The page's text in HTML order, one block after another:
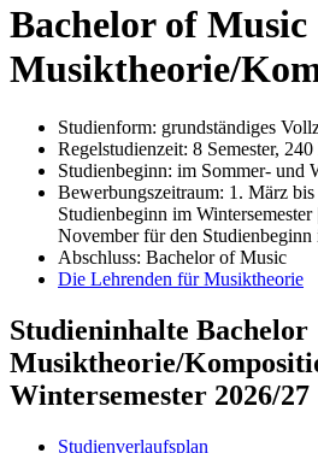
Bachelor of Music
Musiktheorie/
Studienform: grundständiges
Regelstudienzeit: 8 Semester,
Studienbeginn: im Sommer- und
Bewerbungszeitraum: 1. März
Studienbeginn im
November für den Studienbeginn
Abschluss: Bachelor of Music
Die Lehrenden für Musiktheorie
Studieninhalte Bachelor
Musiktheorie/
Wintersemester 2026/27
Studienverlaufsplan